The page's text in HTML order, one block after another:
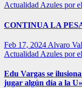
Actualidad Azules por
CONTINUA LA
Feb 17, 2024 Alvaro
Actualidad Azules por
Edu Vargas se
jugar algún día a la U»